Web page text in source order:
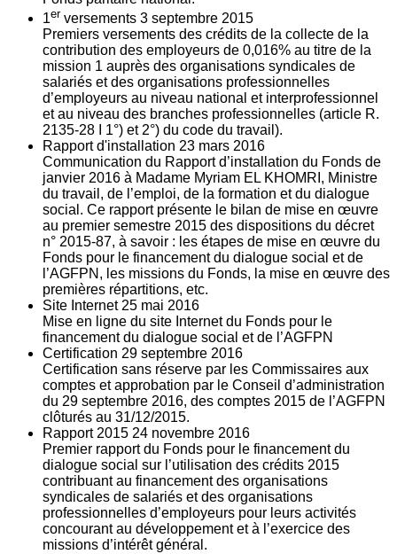
1er versements 3 septembre 2015
Premiers versements des crédits de la collecte de la
contribution des employeurs de 0,016% au titre de la
mission 1 auprès des organisations syndicales de
salariés et des organisations professionnelles
d’employeurs au niveau national et interprofessionnel
et au niveau des branches professionnelles (article R.
2135‐28 I 1°) et 2°) du code du travail).
Rapport d'installation 23 mars 2016
Communication du Rapport d’installation du Fonds de
janvier 2016 à Madame Myriam EL KHOMRI, Ministre
du travail, de l’emploi, de la formation et du dialogue
social. Ce rapport présente le bilan de mise en œuvre
au premier semestre 2015 des dispositions du décret
n° 2015-87, à savoir : les étapes de mise en œuvre du
Fonds pour le financement du dialogue social et de
l’AGFPN, les missions du Fonds, la mise en œuvre des
premières répartitions, etc.
Site Internet 25 mai 2016
Mise en ligne du site Internet du Fonds pour le
financement du dialogue social et de l’AGFPN
Certification 29 septembre 2016
Certification sans réserve par les Commissaires aux
comptes et approbation par le Conseil d’administration
du 29 septembre 2016, des comptes 2015 de l’AGFPN
clôturés au 31/12/2015.
Rapport 2015 24 novembre 2016
Premier rapport du Fonds pour le financement du
dialogue social sur l’utilisation des crédits 2015
contribuant au financement des organisations
syndicales de salariés et des organisations
professionnelles d’employeurs pour leurs activités
concourant au développement et à l’exercice des
missions d’intérêt général.